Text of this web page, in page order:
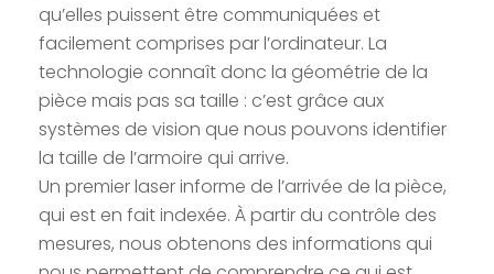
qu’elles puissent être communiquées et
facilement comprises par l’ordinateur. La
technologie connaît donc la géométrie de la
pièce mais pas sa taille : c’est grâce aux
systèmes de vision que nous pouvons identifier
la taille de l’armoire qui arrive.
Un premier laser informe de l’arrivée de la pièce,
qui est en fait indexée. À partir du contrôle des
mesures, nous obtenons des informations qui